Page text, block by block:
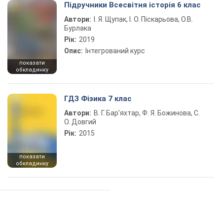
показати
обкладинку
Підручники Всесвітня історія 6 клас
Автори:
І. Я. Щупак, І. О. Піскарьова, О.В.
Бурлака
Рік: 2019
Опис: Інтегрований курс
показати
обкладинку
ГДЗ Фізика 7 клас
Автори: В. Г. Бар’яхтар, Ф. Я. Божинова, С.
О. Довгий
Рік: 2015